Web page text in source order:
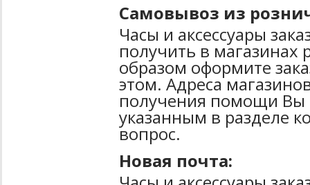
Самовывоз из
Часы и аксессуары
получить в магазинах
образом оформите
этом. Адреса
получения помощи Вы
указанным в разделе
вопрос.
Новая почта: